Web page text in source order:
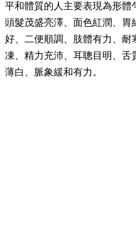
平和體質的人主要表現為形體
頭髮茂盛亮澤、面色紅潤、胃
好、二便順調、肢體有力、耐
凍、精力充沛、耳聰目明、舌
薄白、脈象緩和有力。